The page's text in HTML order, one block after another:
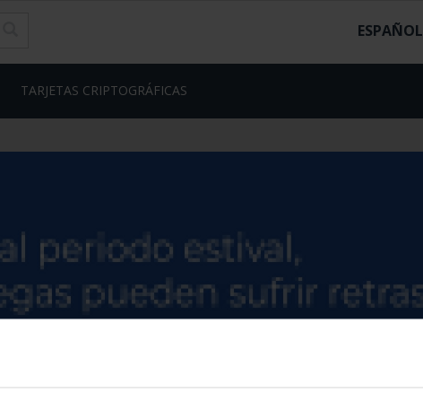
ESPAÑOL
TARJETAS CRIPTOGRÁFICAS